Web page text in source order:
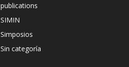
publications
SIMIN
Simposios
Sin categoría